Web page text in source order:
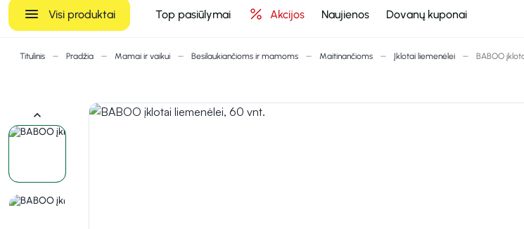
Visi produktai Top pasiūlymai Akcijos Naujienos Dovanų kuponai
Titulinis Pradžia Mamai ir vaikui Besilaukiančioms ir mamoms Maitinančioms Įklotai liemenėlei BABOO
keyboard_arrow_up